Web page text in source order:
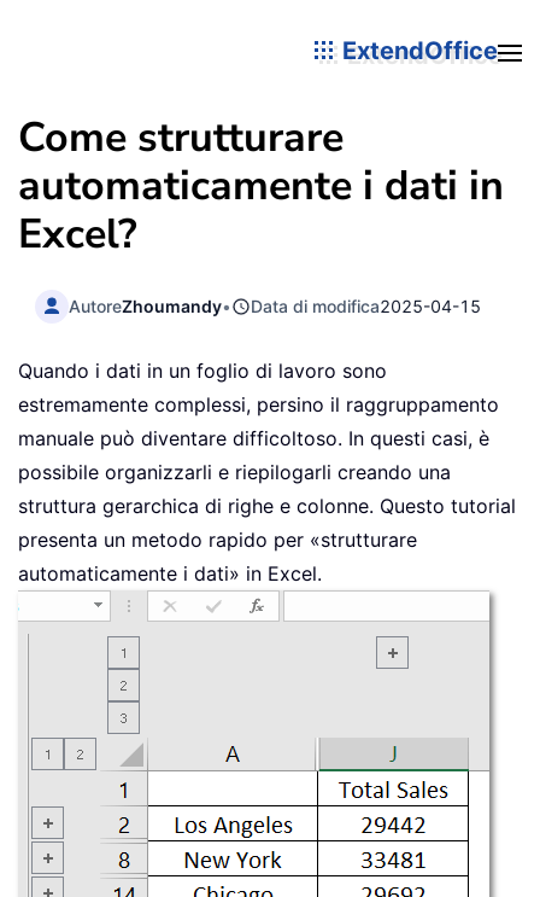
ExtendOffice
Come strutturare
automaticamente i dati in
Excel?
AutoreZhoumandy• Data di modifica2025-04-15
Quando i dati in un foglio di lavoro sono
estremamente complessi, persino il raggruppamento
manuale può diventare difficoltoso. In questi casi, è
possibile organizzarli e riepilogarli creando una
struttura gerarchica di righe e colonne. Questo tutorial
presenta un metodo rapido per «strutturare
automaticamente i dati» in Excel.